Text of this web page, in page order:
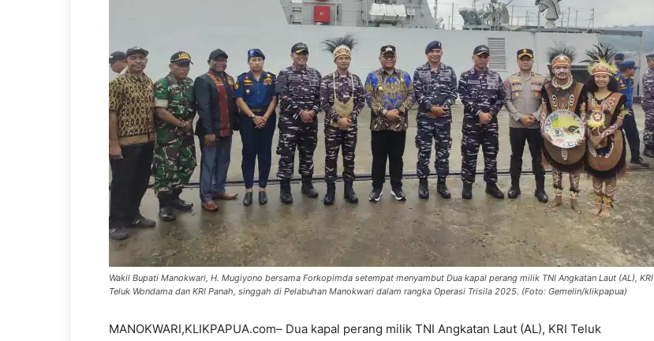
Wakil Bupati Manokwari, H. Mugiyono bersama Forkopimda setempat menyambut Dua kapal perang milik TNI Angkatan Laut (AL), KRI
Teluk Wondama dan KRI Panah, singgah di Pelabuhan Manokwari dalam rangka Operasi Trisila 2025. (Foto: Gemelin/klikpapua)
MANOKWARI,KLIKPAPUA.com– Dua kapal perang milik TNI Angkatan Laut (AL), KRI Teluk